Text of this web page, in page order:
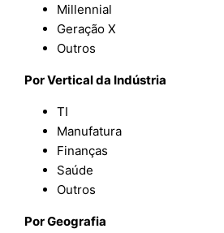
Millennial
Geração X
Outros
Por Vertical da Indústria
TI
Manufatura
Finanças
Saúde
Outros
Por Geografia